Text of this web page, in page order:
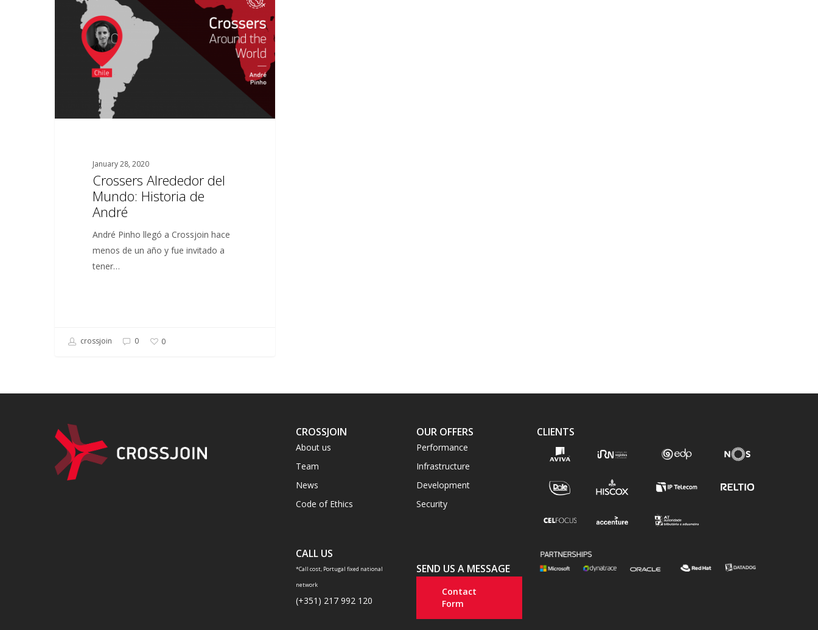
Mundo:
Historia
January 28, 2020
Crossers Alrededor del
Mundo: Historia de
André
André Pinho llegó a Crossjoin hace
menos de un año y fue invitado a
tener…
crossjoin 0 0
CROSSJOIN
About us
Team
News
Code of Ethics
CALL US
*Call cost, Portugal fixed national
network
(+351) 217 992 120
OUR OFFERS
Performance
Infrastructure
Development
Security
SEND US A MESSAGE
Contact
Form
CLIENTS